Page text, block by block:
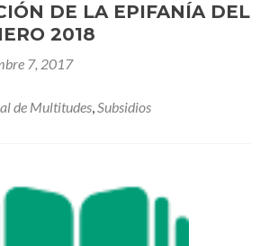
DE LA EPIFANÍA DEL
2018
7, 2017
de Multitudes,Subsidios